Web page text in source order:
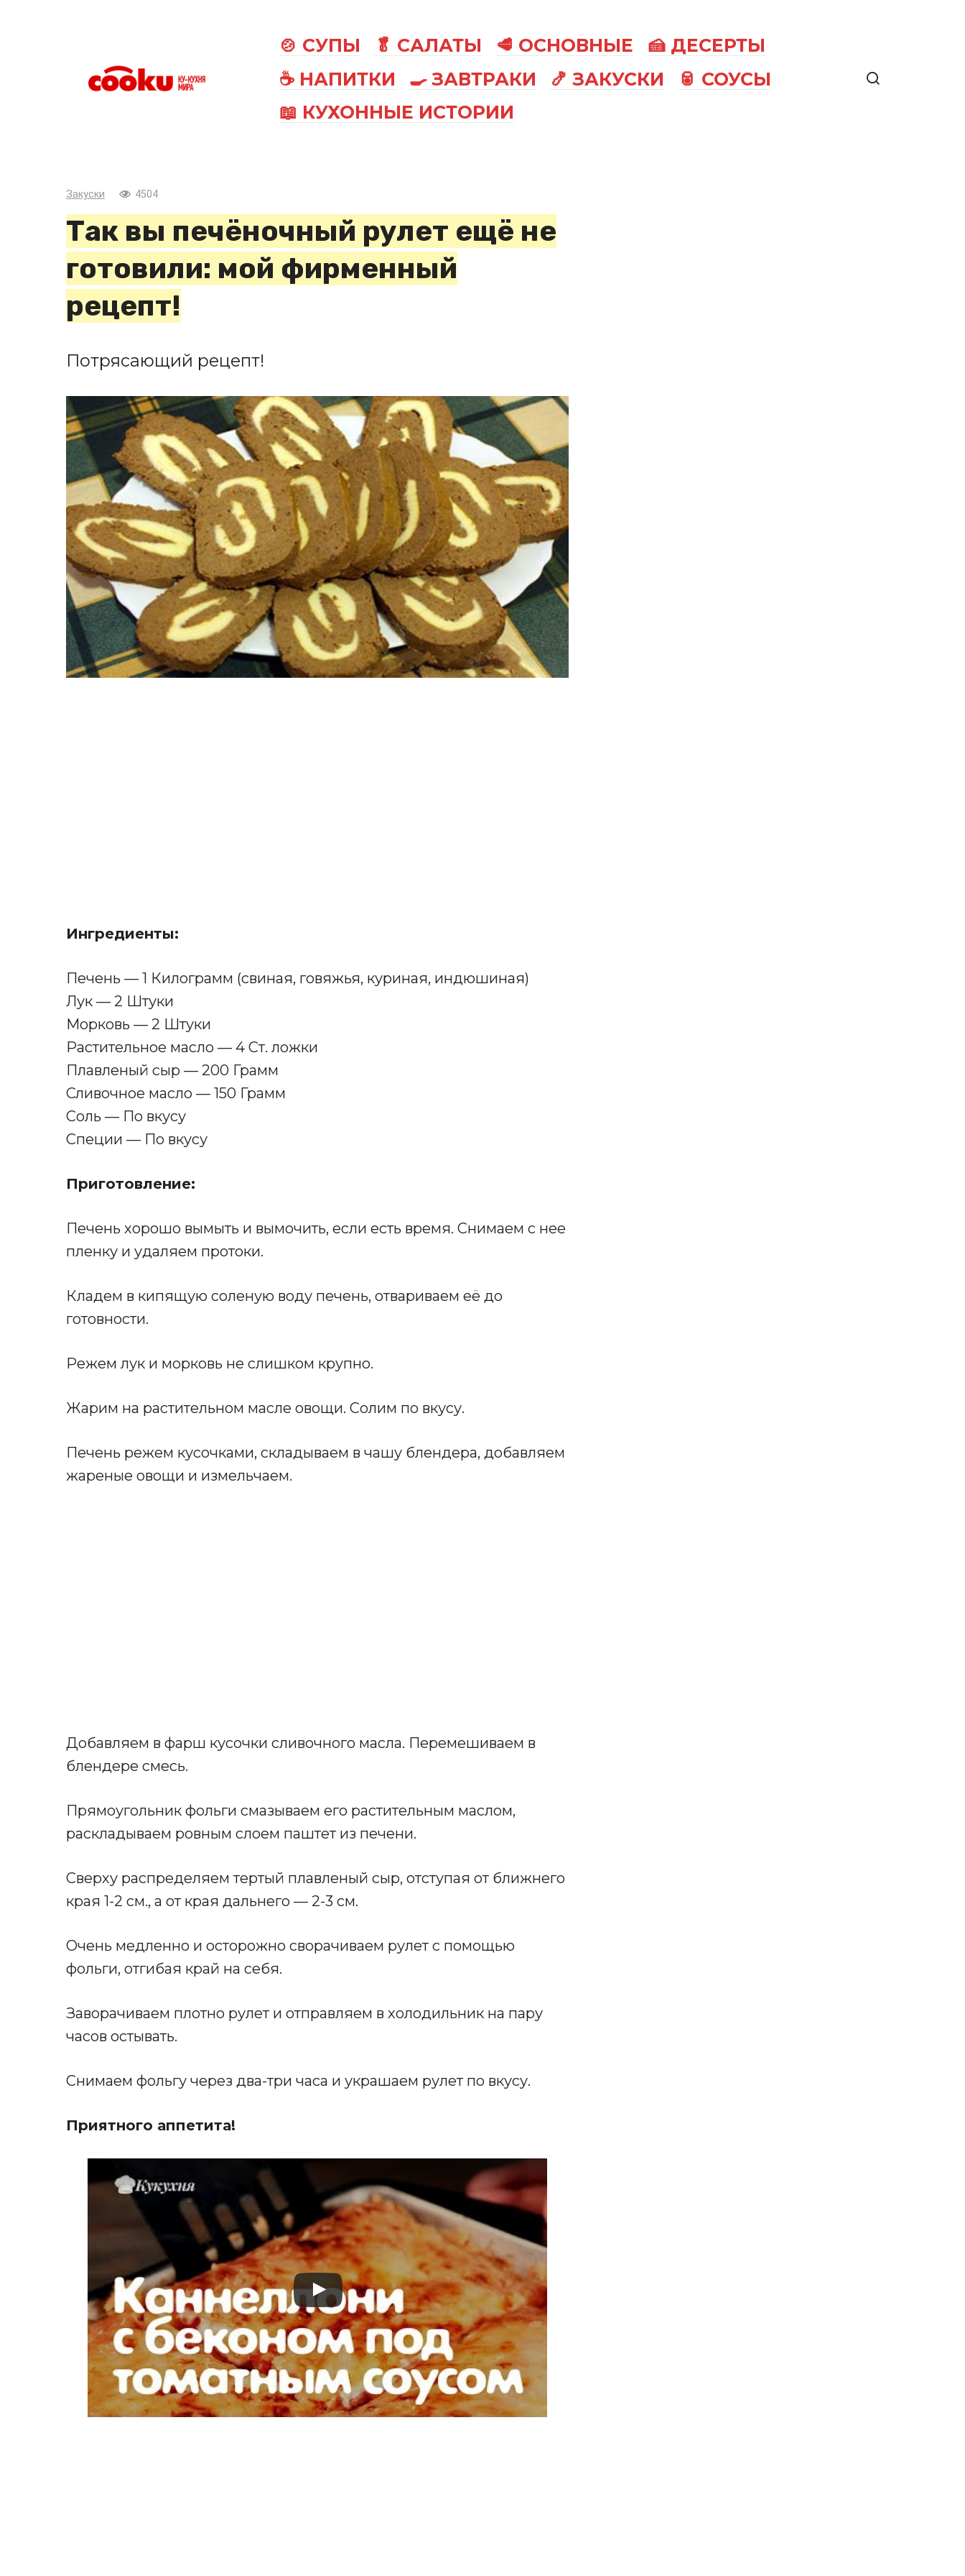
🍲 СУПЫ 🥬 САЛАТЫ 🥩 ОСНОВНЫЕ
🍰 ДЕСЕРТЫ
☕ НАПИТКИ
🍳 ЗАВТРАКИ 🍤 ЗАКУСКИ
🥫 СОУСЫ
📖 КУХОННЫЕ ИСТОРИИ
Закуски 4504
Так вы печёночный рулет ещё не
готовили: мой фирменный
рецепт!
Потрясающий рецепт!
Ингредиенты:
Печень — 1 Килограмм (свиная, говяжья, куриная, индюшиная)
Лук — 2 Штуки
Морковь — 2 Штуки
Растительное масло — 4 Ст. ложки
Плавленый сыр — 200 Грамм
Сливочное масло — 150 Грамм
Соль — По вкусу
Специи — По вкусу
Приготовление:
Печень хорошо вымыть и вымочить, если есть время. Снимаем с нее
пленку и удаляем протоки.
Кладем в кипящую соленую воду печень, отвариваем её до
готовности.
Режем лук и морковь не слишком крупно.
Жарим на растительном масле овощи. Солим по вкусу.
Печень режем кусочками, складываем в чашу блендера, добавляем
жареные овощи и измельчаем.
Добавляем в фарш кусочки сливочного масла. Перемешиваем в
блендере смесь.
Прямоугольник фольги смазываем его растительным маслом,
раскладываем ровным слоем паштет из печени.
Сверху распределяем тертый плавленый сыр, отступая от ближнего
края 1-2 см., а от края дальнего — 2-3 см.
Очень медленно и осторожно сворачиваем рулет с помощью
фольги, отгибая край на себя.
Заворачиваем плотно рулет и отправляем в холодильник на пару
часов остывать.
Снимаем фольгу через два-три часа и украшаем рулет по вкусу.
Приятного аппетита!